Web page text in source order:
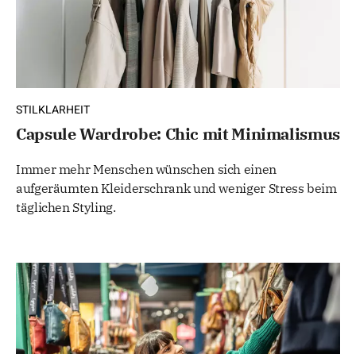
STILKLARHEIT
Capsule Wardrobe: Chic mit Minimalismus
Immer mehr Menschen wünschen sich einen
aufgeräumten Kleiderschrank und weniger Stress beim
täglichen Styling.